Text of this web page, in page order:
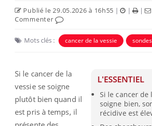
Publié le 29.05.2026 à 16h55 | | |
Commenter
Mots clés : cancer de la vessie sondes
L'ESSENTIEL
Si le cancer de
soigne bien,
récidive est
Si le cancer de la
vessie se soigne
plutôt bien quand il
est pris à temps, il